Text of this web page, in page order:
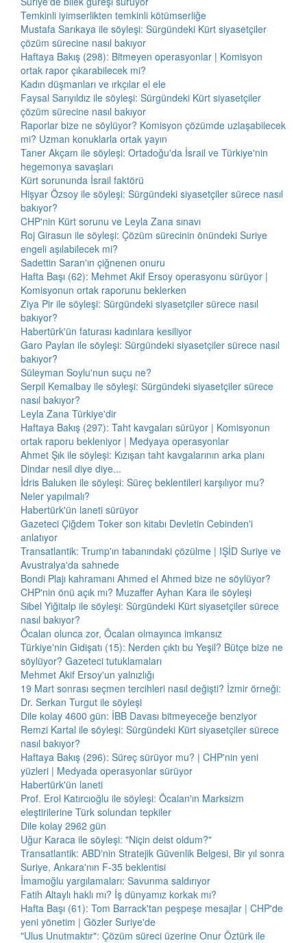
Temkinli iyimserlikten temkinli kötümserliğe
Mustafa Sarıkaya ile söyleşi: Sürgündeki Kürt siyasetçiler
çözüm sürecine nasıl bakıyor
Haftaya Bakış (298): Bitmeyen operasyonlar | Komisyon
ortak rapor çıkarabilecek mi?
Kadın düşmanları ve ırkçılar el ele
Faysal Sarıyıldız ile söyleşi: Sürgündeki Kürt siyasetçiler
çözüm sürecine nasıl bakıyor
Raporlar bize ne söylüyor? Komisyon çözümde uzlaşabilecek
mi? Uzman konuklarla ortak yayın
Taner Akçam ile söyleşi: Ortadoğu'da İsrail ve Türkiye'nin
hegemonya savaşları
Kürt sorununda İsrail faktörü
Hişyar Özsoy ile söyleşi: Sürgündeki siyasetçiler sürece nasıl
bakıyor?
CHP'nin Kürt sorunu ve Leyla Zana sınavı
Roj Girasun ile söyleşi: Çözüm sürecinin önündeki Suriye
engeli aşılabilecek mi?
Sadettin Saran'ın çiğnenen onuru
Hafta Başı (62): Mehmet Akif Ersoy operasyonu sürüyor |
Komisyonun ortak raporunu beklerken
Ziya Pir ile söyleşi: Sürgündeki siyasetçiler sürece nasıl
bakıyor?
Habertürk'ün faturası kadınlara kesiliyor
Garo Paylan ile söyleşi: Sürgündeki siyasetçiler sürece nasıl
bakıyor?
Süleyman Soylu'nun suçu ne?
Serpil Kemalbay ile söyleşi: Sürgündeki siyasetçiler sürece
nasıl bakıyor?
Leyla Zana Türkiye'dir
Haftaya Bakış (297): Taht kavgaları sürüyor | Komisyonun
ortak raporu bekleniyor | Medyaya operasyonlar
Ahmet Şık ile söyleşi: Kızışan taht kavgalarının arka planı
Dindar nesil diye diye...
İdris Baluken ile söyleşi: Süreç beklentileri karşılıyor mu?
Neler yapılmalı?
Habertürk'ün laneti sürüyor
Gazeteci Çiğdem Toker son kitabı Devletin Cebinden'i
anlatıyor
Transatlantik: Trump'ın tabanındaki çözülme | IŞİD Suriye ve
Avustralya'da sahnede
Bondi Plajı kahramanı Ahmed el Ahmed bize ne söylüyor?
CHP'nin önü açık mı? Muzaffer Ayhan Kara ile söyleşi
Sibel Yiğitalp ile söyleşi: Sürgündeki Kürt siyasetçiler sürece
nasıl bakıyor?
Öcalan olunca zor, Öcalan olmayınca imkansız
Türkiye'nin Gidişatı (15): Nerden çıktı bu Yeşil? Bütçe bize ne
söylüyor? Gazeteci tutuklamaları
Mehmet Akif Ersoy'un yalnızlığı
19 Mart sonrası seçmen tercihleri nasıl değişti? İzmir örneği:
Dr. Serkan Turgut ile söyleşi
Dile kolay 4600 gün: İBB Davası bitmeyeceğe benziyor
Remzi Kartal ile söyleşi: Sürgündeki Kürt siyasetçiler sürece
nasıl bakıyor?
Haftaya Bakış (296): Süreç sürüyor mu? | CHP'nin yeni
yüzleri | Medyada operasyonlar sürüyor
Habertürk'ün laneti
Prof. Erol Katırcıoğlu ile söyleşi: Öcalan'ın Marksizm
eleştirilerine Türk solundan tepkiler
Dile kolay 2962 gün
Uğur Karaca ile söyleşi: "Niçin deist oldum?"
Transatlantik: ABD'nin Stratejik Güvenlik Belgesi, Bir yıl sonra
Suriye, Ankara'nın F-35 beklentisi
İmamoğlu yargılamaları: Savunma saldırıyor
Fatih Altaylı haklı mı? İş dünyamız korkak mı?
Hafta Başı (61): Tom Barrack'tan peşpeşe mesajlar | CHP'de
yeni yönetim | Gözler Suriye'de
"Ulus Unutmaktır": Çözüm süreci üzerine Onur Öztürk ile